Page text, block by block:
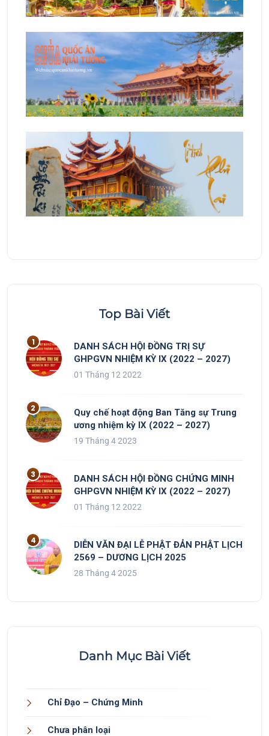
Top Bài Viết
DANH SÁCH HỘI ĐỒNG TRỊ SỰ
GHPGVN NHIỆM KỲ IX (2022 – 2027)
01 Tháng 12 2022
Quy chế hoạt động Ban Tăng sự Trung
ương nhiệm kỳ IX (2022 – 2027)
19 Tháng 4 2023
DANH SÁCH HỘI ĐỒNG CHỨNG MINH
GHPGVN NHIỆM KỲ IX (2022 – 2027)
01 Tháng 12 2022
DIỄN VĂN ĐẠI LỄ PHẬT ĐẢN PHẬT LỊCH
2569 – DƯƠNG LỊCH 2025
28 Tháng 4 2025
Danh Mục Bài Viết
Chỉ Đạo – Chứng Minh
Chưa phân loại